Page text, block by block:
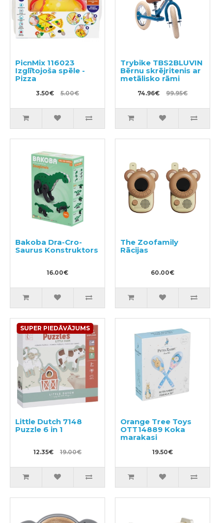
PicnMix 116023
Izglītojoša spēle -
Pizza
3.50€ 5.00€
Trybike TBS2BLUVIN
Bērnu skrējritenis ar
metālisko rāmi
74.96€ 99.95€
Bakoba Dra-Cro-
Saurus Konstruktors
16.00€
The Zoofamily
Rācijas
60.00€
SUPER PIEDĀVĀJUMS
Little Dutch 7148
Puzzle 6 in 1
12.35€ 19.00€
Orange Tree Toys
OTT14889 Koka
marakasi
19.50€